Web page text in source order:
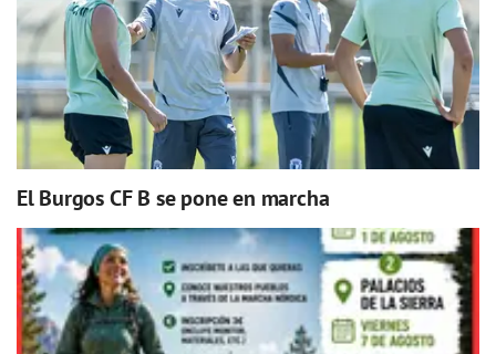
El Burgos CF B se pone en marcha